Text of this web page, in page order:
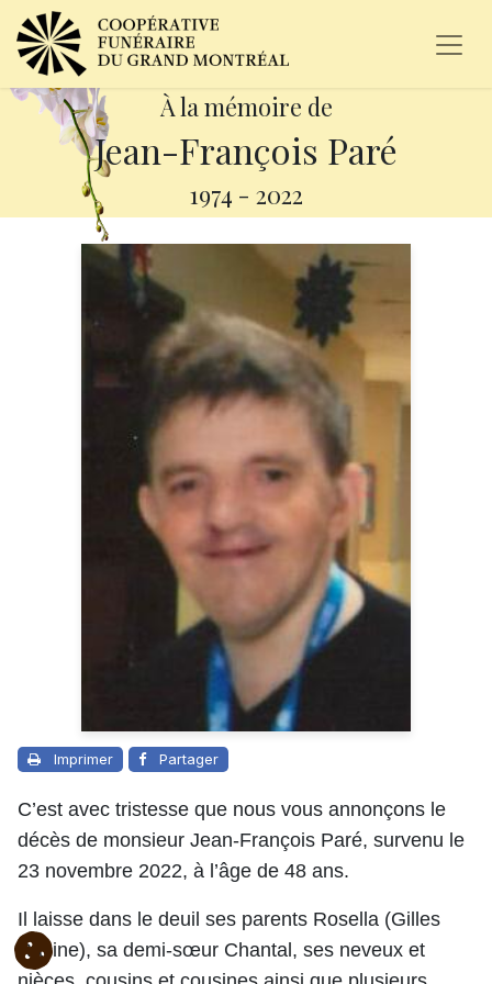
À la mémoire de
Jean-François Paré
1974 - 2022
Imprimer Partager
C’est avec tristesse que nous vous annonçons le
décès de monsieur Jean-François Paré, survenu le
23 novembre 2022, à l’âge de 48 ans.
Il laisse dans le deuil ses parents Rosella (Gilles
Racine), sa demi-sœur Chantal, ses neveux et